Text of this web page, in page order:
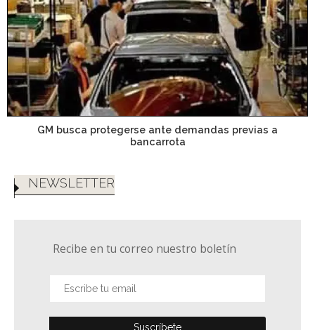
GM busca protegerse ante demandas previas a
bancarrota
NEWSLETTER
Recibe en tu correo nuestro boletín